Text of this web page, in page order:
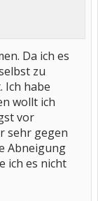
Da ich es
zu
Ich habe
wollt ich
vor
sehr gegen
Abneigung
ich es nicht